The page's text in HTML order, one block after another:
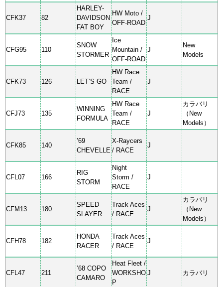
CFK37 82
HARLEY-
DAVIDSON
FAT BOY
HW Moto /
OFF-ROAD
J
CFG95 110
SNOW
STORMER
Ice
Mountain /
OFF-ROAD
J
New
Models
CFK73 126 LET’S GO
HW Race
Team /
RACE
J
CFJ73 135
WINNING
FORMULA
HW Race
Team /
RACE
J
カラバリ
（New
Models）
CFK85 140
’69
CHEVELLE
X-Raycers
/ RACE
J
CFL07 166
RIG
STORM
Night
Storm /
RACE
J
CFM13 180
SPEED
SLAYER
Track Aces
/ RACE
J
カラバリ
（New
Models）
CFH78 182
HONDA
RACER
Track Aces
/ RACE
J
CFL47 211
’68 COPO
CAMARO
Heat Fleet /
WORKSHO
P
J カラバリ